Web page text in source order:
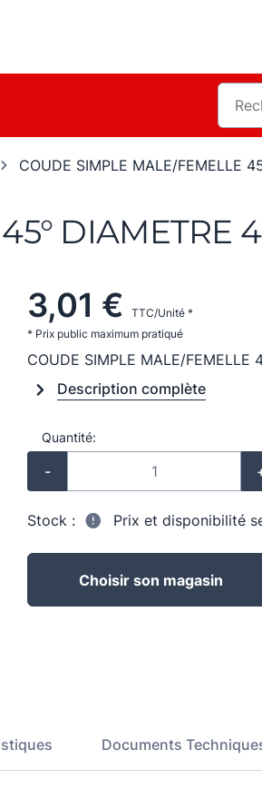
COUDE SIMPLE MALE/FEMELLE
DIAMETRE
3,01 €
TTC/Unité *
* Prix public maximum pratiqué
COUDE SIMPLE MALE/FEMELLE
Description complète
Quantité:
-
Stock : Prix et disponibilité
Choisir son magasin
Documents